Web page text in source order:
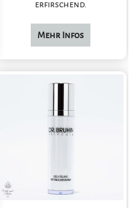
erfirschend.
Mehr Infos